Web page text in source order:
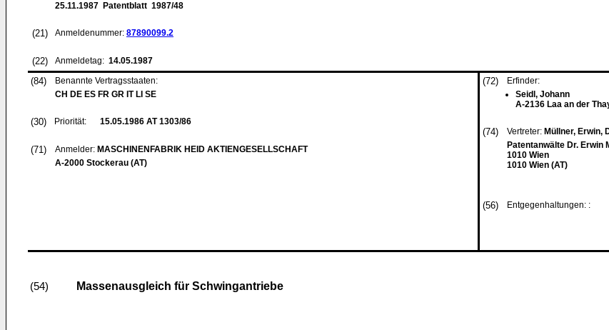
25.11.1987 Patentblatt 1987/48
(21) Anmeldenummer: 87890099.2
(22) Anmeldetag: 14.05.1987
(84)
Benannte Vertragsstaaten:
CH DE ES FR GR IT LI SE
(30) Priorität: 15.05.1986 AT 1303/86
(71) Anmelder: MASCHINENFABRIK HEID AKTIENGESELLSCHAFT
A-2000 Stockerau (AT)
(72)
Erfinder:
Seidl, Johann
A-2136 Laa an der
(74) Vertreter: Müllner, Erwin,
Patentanwälte Dr. Erwin
1010 Wien
1010 Wien (AT)
(56) Entgegenhaltungen: :
(54) Massenausgleich für Schwingantriebe